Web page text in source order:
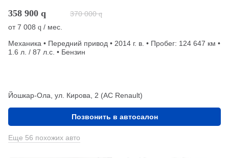
358 900 q 370 000 q
от7 008 q / мес.
Механика • Передний привод • 2014 г. в. • Пробег: 124 647 км •
1.6 л. / 87 л.с. • Бензин
Йошкар-Ола, ул. Кирова, 2 (АС Renault)
Позвонить в автосалон
Еще 56 похожих авто